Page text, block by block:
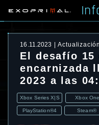
16.11.2023 Actualización
El desafío 15
encarnizada
2023 a las
Xbox Series X|S Xbox One
PlayStation®4 Steam®